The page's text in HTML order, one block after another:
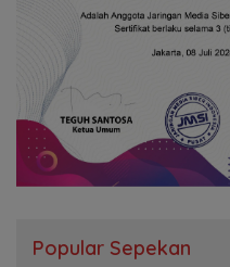
Popular Sepekan